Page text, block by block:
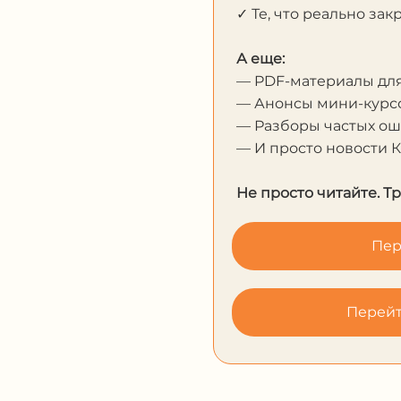
✓ Те, что реально
А еще:
— PDF-материалы
— Анонсы мини-
— Разборы частых
— И просто новости
Не просто читайте.